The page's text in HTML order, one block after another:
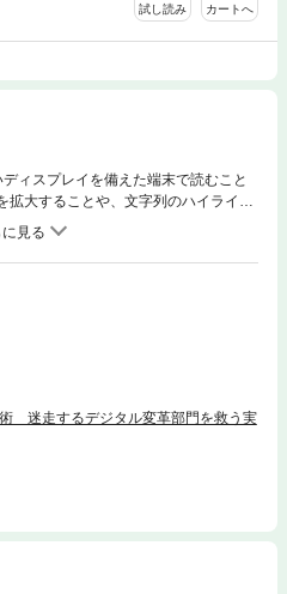
試し読み カートへ
ィスプレイを備えた端末で読むこと
拡大することや、文字列のハイライ
機能が使用できません。「ダメなITシ
ことで、会社を成長させる武器になる
す！・行き当たりばったりで導入、都
ーズで無駄のないシステムに！・使
すぐに最新システムを導入してい
！本書ではまず、ITシステムの何
効果を見積もるという5ステップ
。そして、描いた戦略を実現するため
込んで会社全体の変革を促していくた
した図表を豊富に盛り込んだ、ITシ
ィとして活用できる一冊です。【目
つの視点で“急所”を特定する 【補
テップ2 現状調査で裏付ける ステ
迷走するデジタル変革部門を救う実